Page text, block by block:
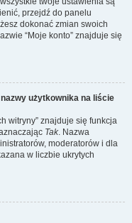
przejdź do panelu
dokonać zmian swoich
“Moje konto” znajduje się
użytkownika na liście
witryny” znajduje się funkcja
Tak. Nazwa
moderatorów i dla
w liczbie ukrytych